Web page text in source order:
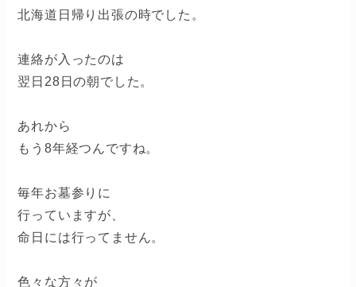
北海道日帰り出張の時でした。
連絡が入ったのは
翌日28日の朝でした。
あれから
もう8年経つんですね。
毎年お墓参りに
行っていますが、
命日には行ってません。
色々な方々が